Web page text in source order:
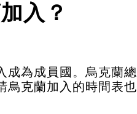
入？
成為成員國。烏克蘭總
烏克蘭加入的時間表也